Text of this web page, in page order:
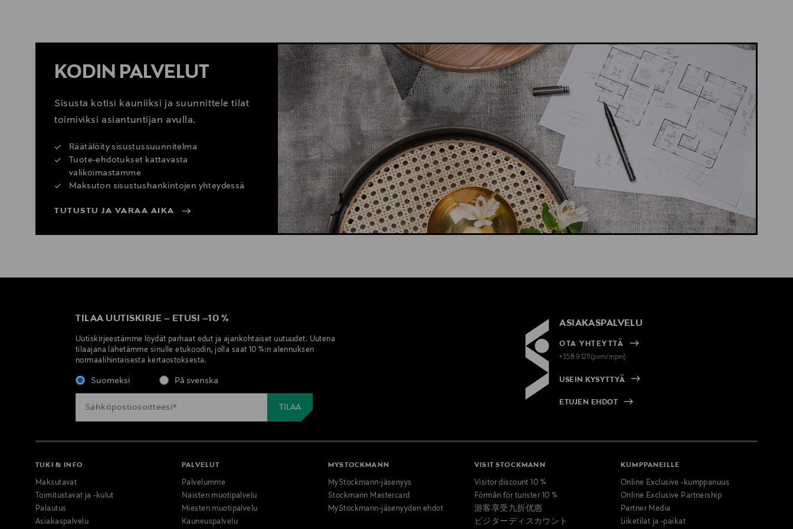
KODIN PALVELUT
Sisusta kotisi kauniiksi ja suunnittele tilat
toimiviksi asiantuntijan avulla.
Räätälöity sisustussuunnitelma
Tuote-ehdotukset kattavasta
valikoimastamme
Maksuton sisustushankintojen yhteydessä
TUTUSTU JA VARAA AIKA
TILAA UUTISKIRJE – ETUSI –10 %
Uutiskirjeestämme löydät parhaat edut ja ajankohtaiset uutuudet. Uutena
tilaajana lähetämme sinulle etukoodin, jolla saat 10 %:n alennuksen
normaalihintaisesta kertaostoksesta.
Suomeksi På svenska
ASIAKASPALVELU
OTA YHTEYTTÄ
+358 9 1211(pvm/mpm)
USEIN KYSYTTYÄ
ETUJEN EHDOT
TUKI & INFO
Maksutavat
Toimitustavat ja -kulut
Palautus
Asiakaspalvelu
PALVELUT
Palvelumme
Naisten muotipalvelu
Miesten muotipalvelu
Kauneuspalvelu
MYSTOCKMANN
MyStockmann-jäsenyys
Stockmann Mastercard
MyStockmann-jäsenyyden ehdot
VISIT STOCKMANN
Visitor discount 10 %
Förmån för turister 10 %
游客享受九折优惠
ビジターディスカウント
KUMPPANEILLE
Online Exclusive -kumppanuus
Online Exclusive Partnership
Partner Media
Liiketilat ja -paikat